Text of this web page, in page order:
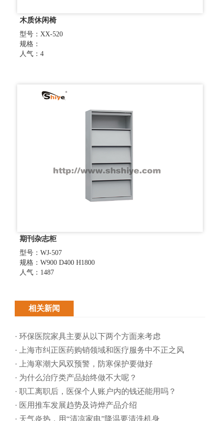
木质休闲椅
型号：XX-520
规格：
人气：4
期刊杂志柜
型号：WJ-507
规格：W900 D400 H1800
人气：1487
相关新闻
· 环保医院家具主要从以下两个方面来考虑
· 上海市纠正医药购销领域和医疗服务中不正之风
· 上海寒潮大风双预警，防寒保护要做好
· 为什么治疗类产品始终做不大呢？
· 职工离职后，医保个人账户内的钱还能用吗​？
· 医用推车发展趋势及诗烨产品介绍
· 天气炎热，用“清凉家电”降温要清洗机身